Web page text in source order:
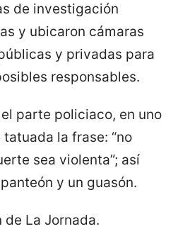
de investigación
y ubicaron cámaras
y privadas para
responsables.
parte policiaco, en uno
la frase: “no
sea violenta”; así
y un guasón.
La Jornada.